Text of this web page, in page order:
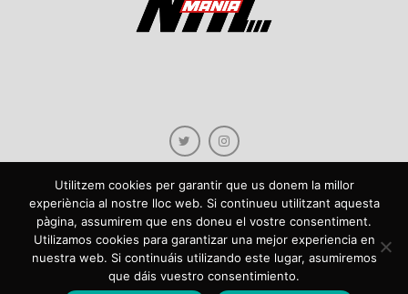
Copyright © 2021 NHLmania.com. Tots els drets reservats / Todos los derechos
reservados. NHLmania és una web dedicada a la difusió de contingut sobre la
NHL, tant en català com en castellà. L'escut de NHLmania.com és propietat de la
web en qüestió. NHLmania es una web dedicada a la difusión de contenido sobre
Utilitzem cookies per garantir que us donem la millor
experiència al nostre lloc web. Si continueu utilitzant aquesta
pàgina, assumirem que ens doneu el vostre consentiment.
Utilizamos cookies para garantizar una mejor experiencia en
nuestra web. Si continuáis utilizando este lugar, asumiremos
que dáis vuestro consentimiento.